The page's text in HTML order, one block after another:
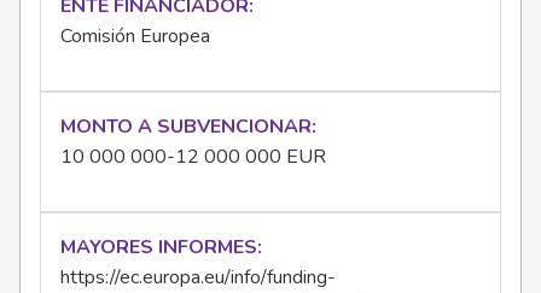
ENTE FINANCIADOR
Comisión Europea
MONTO A SUBVENCIONAR
10 000 000-12 000 000 EUR
MAYORES INFORMES
https://ec.europa.eu/info/funding-